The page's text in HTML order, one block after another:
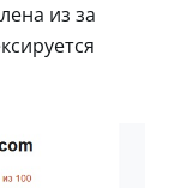
из за